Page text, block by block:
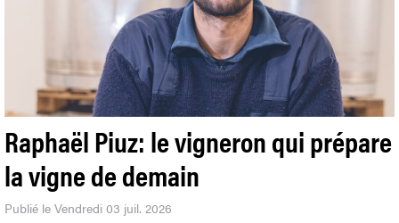
Raphaël Piuz: le vigneron qui prépare
la vigne de demain
Publié le Vendredi 03 juil. 2026